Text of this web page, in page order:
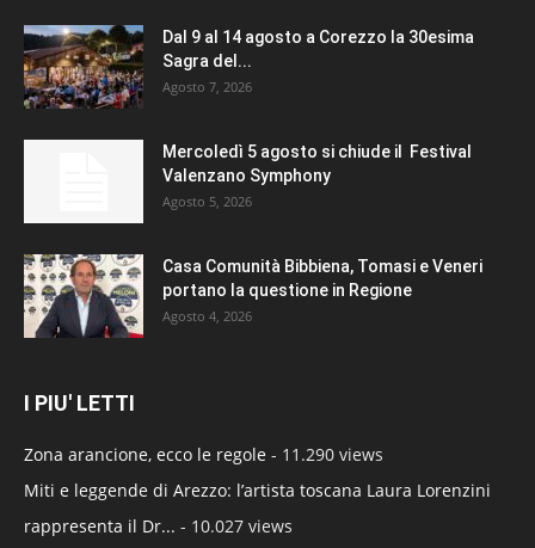
Dal 9 al 14 agosto a Corezzo la 30esima
Sagra del...
Agosto 7, 2026
Mercoledì 5 agosto si chiude il Festival
Valenzano Symphony
Agosto 5, 2026
Casa Comunità Bibbiena, Tomasi e Veneri
portano la questione in Regione
Agosto 4, 2026
I PIU' LETTI
Zona arancione, ecco le regole - 11.290 views
Miti e leggende di Arezzo: l’artista toscana Laura Lorenzini
rappresenta il Dr... - 10.027 views